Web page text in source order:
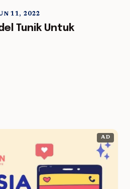
11, 2022
Tunik Untuk
AD